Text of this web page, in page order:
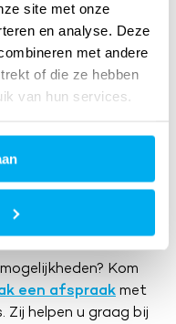
site met onze
en analyse. Deze
met andere
of die ze hebben
van hun services.
Kom
een afspraak met
Zij helpen u graag bij